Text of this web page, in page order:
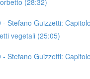
(28:32)
- Stefano Guizzetti:
vegetali (25:05)
- Stefano Guizzetti: